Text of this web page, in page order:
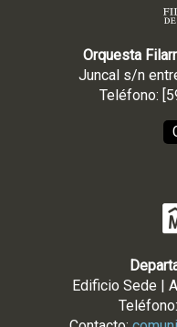
Orquesta
Juncal s/n
Teléfono:
Edificio Sede |